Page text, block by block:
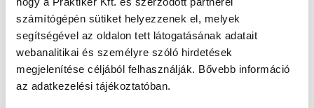
számítógépén sütiket helyezzenek el, melyek
segítségével az oldalon tett látogatásának adatait
webanalitikai és személyre szóló hirdetések
megjelenítése céljából felhasználják. Bővebb információ
az adatkezelési tájékoztatóban.